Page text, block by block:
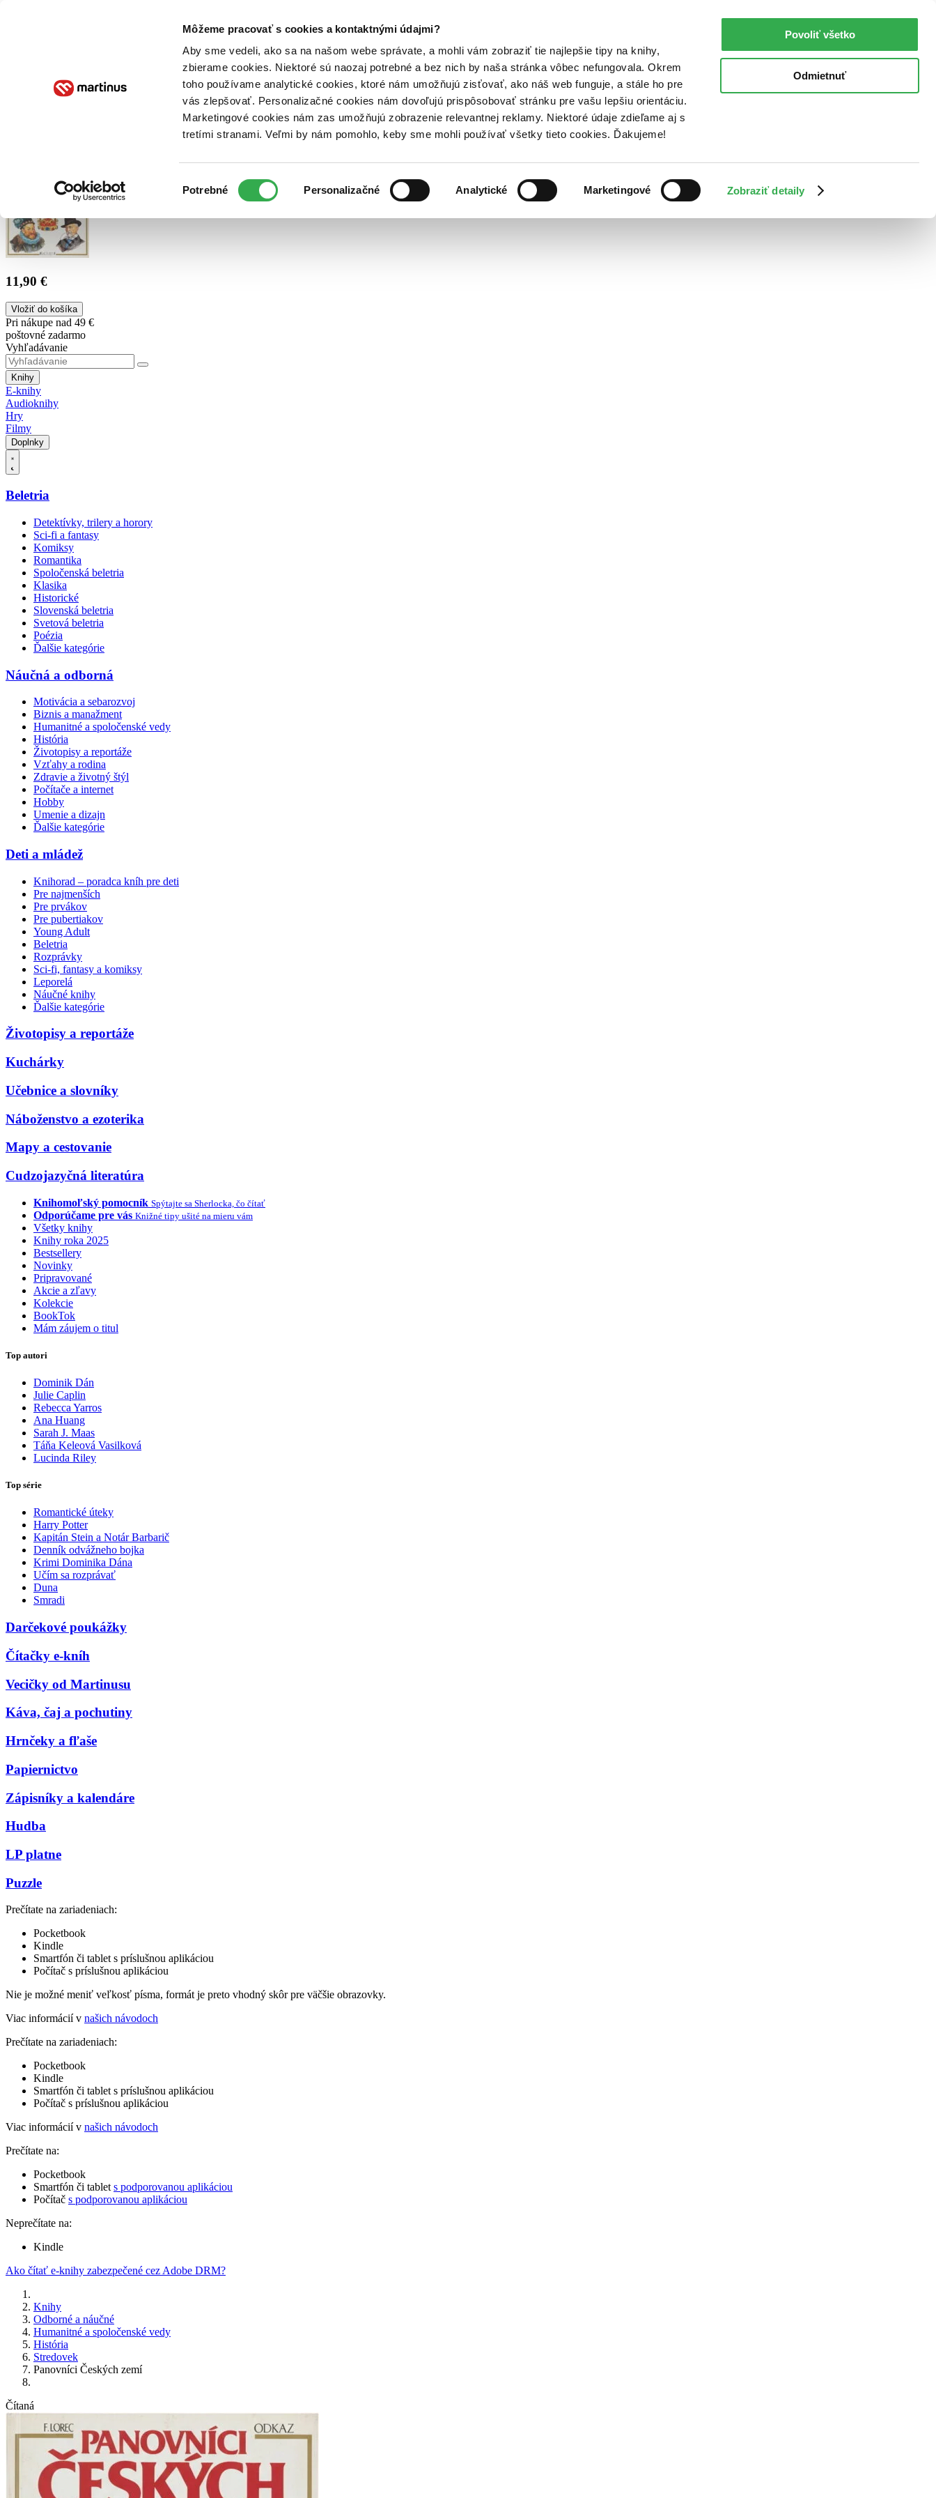
Môžeme pracovať s cookies a kontaktnými údajmi?
Aby sme vedeli, ako sa na našom webe správate, a mohli vám zobraziť tie najlepšie tipy na knihy,
zbierame cookies. Niektoré sú naozaj potrebné a bez nich by naša stránka vôbec nefungovala. Okrem
toho používame analytické cookies, ktoré nám umožňujú zisťovať, ako náš web funguje, a stále ho pre
vás zlepšovať. Personalizačné cookies nám dovoľujú prispôsobovať stránku pre vašu lepšiu orientáciu.
Marketingové cookies nám zas umožňujú zobrazenie relevantnej reklamy. Niektoré údaje zdieľame aj s
tretími stranami. Veľmi by nám pomohlo, keby sme mohli používať všetky tieto cookies. Ďakujeme!
súhlasu
Potrebné Personalizačné Analytické Marketingové Zobraziť detaily
Povoliť všetko
Odmietnuť
Poukážky Kontakt
11,90 €
Vložiť do košíka
Pri nákupe nad 49 €
poštovné zadarmo
Vyhľadávanie
Knihy
E-knihy
Audioknihy
Hry
Filmy
Doplnky
Beletria
Detektívky, trilery a horory
Sci-fi a fantasy
Komiksy
Romantika
Spoločenská beletria
Klasika
Historické
Slovenská beletria
Svetová beletria
Poézia
Ďalšie kategórie
Náučná a odborná
Motivácia a sebarozvoj
Biznis a manažment
Humanitné a spoločenské vedy
História
Životopisy a reportáže
Vzťahy a rodina
Zdravie a životný štýl
Počítače a internet
Hobby
Umenie a dizajn
Ďalšie kategórie
Deti a mládež
Knihorad – poradca kníh pre deti
Pre najmenších
Pre prvákov
Pre pubertiakov
Young Adult
Beletria
Rozprávky
Sci-fi, fantasy a komiksy
Leporelá
Náučné knihy
Ďalšie kategórie
Životopisy a reportáže
Kuchárky
Učebnice a slovníky
Náboženstvo a ezoterika
Mapy a cestovanie
Cudzojazyčná literatúra
Knihomoľský pomocník Spýtajte sa Sherlocka, čo čítať
Odporúčame pre vás Knižné tipy ušité na mieru vám
Všetky knihy
Knihy roka 2025
Bestsellery
Novinky
Pripravované
Akcie a zľavy
Kolekcie
BookTok
Mám záujem o titul
Top autori
Dominik Dán
Julie Caplin
Rebecca Yarros
Ana Huang
Sarah J. Maas
Táňa Keleová Vasilková
Lucinda Riley
Top série
Romantické úteky
Harry Potter
Kapitán Stein a Notár Barbarič
Denník odvážneho bojka
Krimi Dominika Dána
Učím sa rozprávať
Duna
Smradi
Darčekové poukážky
Čítačky e-kníh
Vecičky od Martinusu
Káva, čaj a pochutiny
Hrnčeky a fľaše
Papiernictvo
Zápisníky a kalendáre
Hudba
LP platne
Puzzle
Prečítate na zariadeniach:
Pocketbook
Kindle
Smartfón či tablet s príslušnou aplikáciou
Počítač s príslušnou aplikáciou
Nie je možné meniť veľkosť písma, formát je preto vhodný skôr pre väčšie obrazovky.
Viac informácií v našich návodoch
Prečítate na zariadeniach:
Pocketbook
Kindle
Smartfón či tablet s príslušnou aplikáciou
Počítač s príslušnou aplikáciou
Viac informácií v našich návodoch
Prečítate na:
Pocketbook
Smartfón či tablet s podporovanou aplikáciou
Počítač s podporovanou aplikáciou
Neprečítate na:
Kindle
Ako čítať e-knihy zabezpečené cez Adobe DRM?
Knihy
Odborné a náučné
Humanitné a spoločenské vedy
História
Stredovek
Panovníci Českých zemí
Čítaná